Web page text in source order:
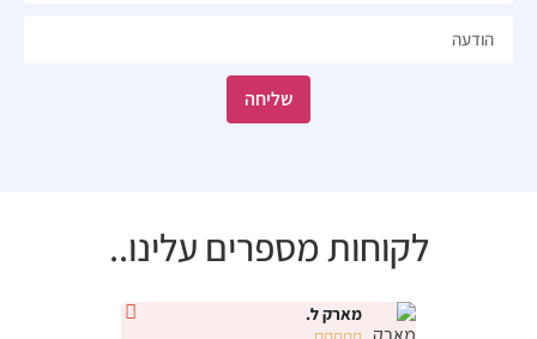
שליחה
לקוחות מספרים עלינו..
מארק ל.